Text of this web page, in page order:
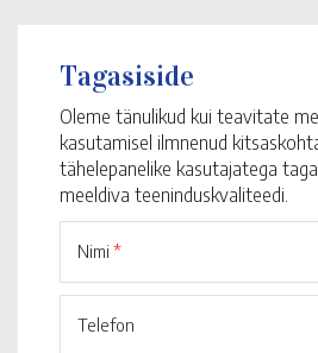
Tagasiside
Oleme tänulikud kui teavitate
kasutamisel ilmnenud
tähelepanelike kasutajatega
meeldiva teeninduskvaliteedi.
Nimi *
Telefon